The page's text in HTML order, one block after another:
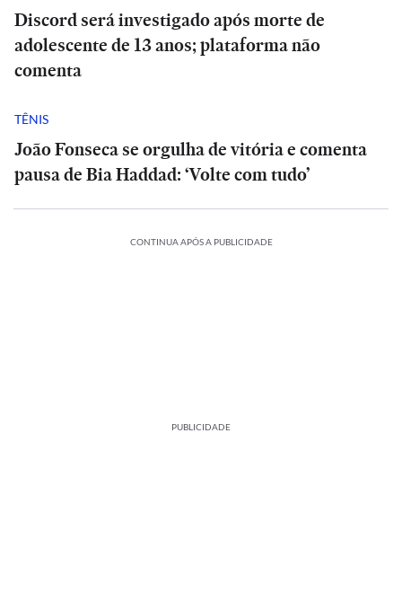
Discord será investigado após morte de
adolescente de 13 anos; plataforma não
comenta
TÊNIS
João Fonseca se orgulha de vitória e comenta
pausa de Bia Haddad: ‘Volte com tudo’
CONTINUA APÓS A PUBLICIDADE
PUBLICIDADE